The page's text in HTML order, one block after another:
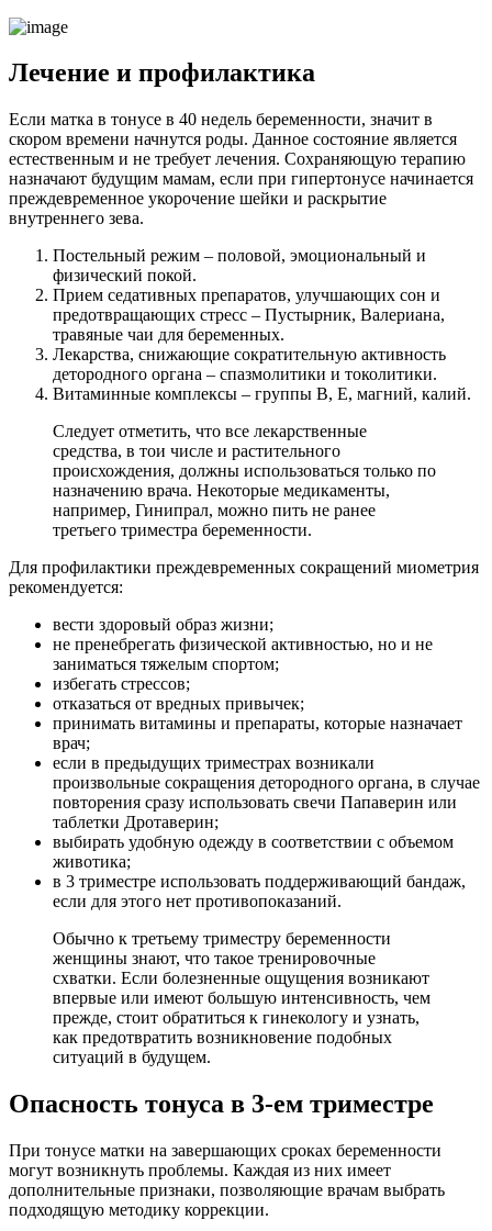
Лечение и профилактика
Если матка в тонусе в 40 недель беременности, значит в
скором времени начнутся роды. Данное состояние является
естественным и не требует лечения. Сохраняющую терапию
назначают будущим мамам, если при гипертонусе начинается
преждевременное укорочение шейки и раскрытие
внутреннего зева.
Постельный режим – половой, эмоциональный и
физический покой.
Прием седативных препаратов, улучшающих сон и
предотвращающих стресс – Пустырник, Валериана,
травяные чаи для беременных.
Лекарства, снижающие сократительную активность
детородного органа – спазмолитики и токолитики.
Витаминные комплексы – группы В, Е, магний, калий.
Следует отметить, что все лекарственные
средства, в тои числе и растительного
происхождения, должны использоваться только по
назначению врача. Некоторые медикаменты,
например, Гинипрал, можно пить не ранее
третьего триместра беременности.
Для профилактики преждевременных сокращений миометрия
рекомендуется:
вести здоровый образ жизни;
не пренебрегать физической активностью, но и не
заниматься тяжелым спортом;
избегать стрессов;
отказаться от вредных привычек;
принимать витамины и препараты, которые назначает
врач;
если в предыдущих триместрах возникали
произвольные сокращения детородного органа, в случае
повторения сразу использовать свечи Папаверин или
таблетки Дротаверин;
выбирать удобную одежду в соответствии с объемом
животика;
в 3 триместре использовать поддерживающий бандаж,
если для этого нет противопоказаний.
Обычно к третьему триместру беременности
женщины знают, что такое тренировочные
схватки. Если болезненные ощущения возникают
впервые или имеют большую интенсивность, чем
прежде, стоит обратиться к гинекологу и узнать,
как предотвратить возникновение подобных
ситуаций в будущем.
Опасность тонуса в 3-ем триместре
При тонусе матки на завершающих сроках беременности
могут возникнуть проблемы. Каждая из них имеет
дополнительные признаки, позволяющие врачам выбрать
подходящую методику коррекции.